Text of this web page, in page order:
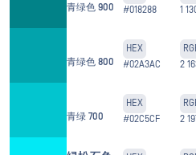
青绿色 900
#018288
1
青绿色 800
HEX
#02A3AC
2
青绿 700
HEX
#02C5CF
2